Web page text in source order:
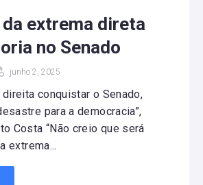
extrema direta
no Senado
junho 2, 2025
direita conquistar o Senado,
para a democracia”,
Costa “Não creio que será
extrema...